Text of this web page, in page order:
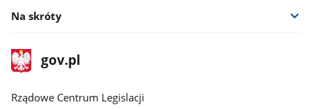
Na skróty
stopka
gov.plStrona
gov.pl
Rządowe Centrum Legislacji